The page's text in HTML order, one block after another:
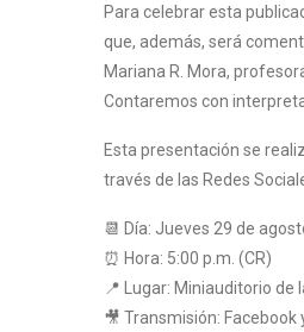
Para celebrar esta
que, además, será
Mariana R. Mora,
Contaremos con
Esta presentación se
través de las Redes
📆 Día: Jueves 29 de
⏰ Hora: 5:00 p.m. (CR)
📍 Lugar: Miniauditorio de
🎥 Transmisión: Facebook